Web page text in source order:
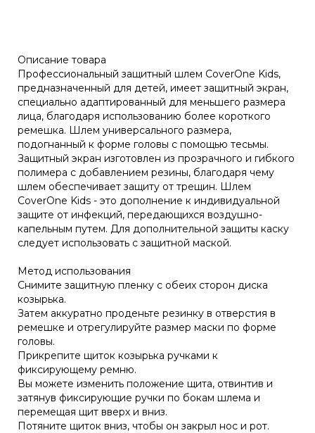
Описание товара
Профессиональный защитный шлем CoverOne Kids,
предназначенный для детей, имеет защитный экран,
специально адаптированный для меньшего размера
лица, благодаря использованию более короткого
ремешка. Шлем универсального размера,
подогнанный к форме головы с помощью тесьмы.
Защитный экран изготовлен из прозрачного и гибкого
полимера с добавлением резины, благодаря чему
шлем обеспечивает защиту от трещин. Шлем
CoverOne Kids - это дополнение к индивидуальной
защите от инфекций, передающихся воздушно-
капельным путем. Для дополнительной защиты каску
следует использовать с защитной маской.
Метод использования
Снимите защитную пленку с обеих сторон диска
козырька.
Затем аккуратно проденьте резинку в отверстия в
ремешке и отрегулируйте размер маски по форме
головы.
Прикрепите щиток козырька ручками к
фиксирующему ремню.
Вы можете изменить положение щита, отвинтив и
затянув фиксирующие ручки по бокам шлема и
перемещая щит вверх и вниз.
Потяните щиток вниз, чтобы он закрыл нос и рот.